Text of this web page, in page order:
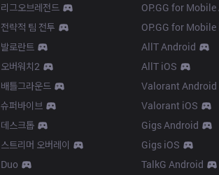
리그오브레전드
전략적 팀 전투
발로란트
오버워치2
배틀그라운드
슈퍼바이브
데스크톱
스트리머 오버레이
Duo
OP.GG for
OP.GG for Mobile
AllT Android
AllT iOS
Valorant Android
Valorant iOS
Gigs Android
Gigs iOS
TalkG Android